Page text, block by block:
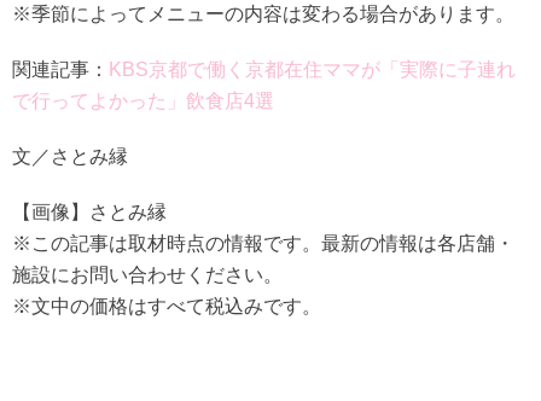
※季節によってメニューの内容は変わる場合があります。
関連記事： KBS京都で働く京都在住ママが「実際に子連れ
で行ってよかった」飲食店4選
文／さとみ縁
【画像】さとみ縁
※この記事は取材時点の情報です。最新の情報は各店舗・
施設にお問い合わせください。
※文中の価格はすべて税込みです。